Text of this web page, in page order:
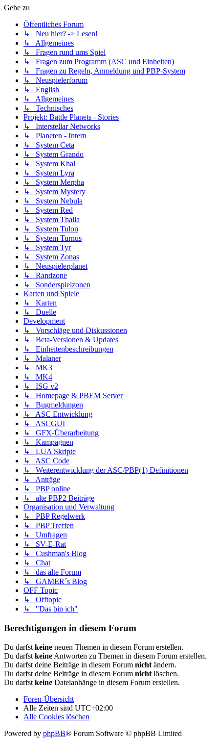
Gehe zu
Öffentliches Forum
↳ Neu hier? -> Lesen!
↳ Allgemeines
↳ Fragen rund ums Spiel
↳ Fragen zum Programm (ASC und Einheiten)
↳ Fragen zu Regeln, Anmeldung und PBP-System
↳ Neuspielerforum
↳ English
↳ Allgemeines
↳ Technisches
Projekt: Battle Planets - Stories
↳ Interstellar Networks
↳ Planeten - Intern
↳ System Ceta
↳ System Grando
↳ System Khal
↳ System Lyra
↳ System Merpha
↳ System Mystery
↳ System Nebula
↳ System Red
↳ System Thalia
↳ System Tulon
↳ System Turnus
↳ System Tyr
↳ System Zonas
↳ Neuspielerplanet
↳ Randzone
↳ Sonderspielzonen
Karten und Spiele
↳ Karten
↳ Duelle
Development
↳ Vorschläge und Diskussionen
↳ Beta-Versionen & Updates
↳ Einheitenbeschreibungen
↳ Malaner
↳ MK3
↳ MK4
↳ ISG v2
↳ Homepage & PBEM Server
↳ Bugmeldungen
↳ ASC Entwicklung
↳ ASCGUI
↳ GFX-Überarbeitung
↳ Kampagnen
↳ LUA Skripte
↳ ASC Code
↳ Weiterentwicklung der ASC/PBP(1) Definitionen
↳ Anträge
↳ PBP online
↳ alte PBP2 Beiträge
Organisation und Verwaltung
↳ PBP Regelwerk
↳ PBP Treffen
↳ Umfragen
↳ SV-E-Rat
↳ Cushman's Blog
↳ Chat
↳ das alte Forum
↳ GAMER´s Blog
OFF Topic
↳ Offtopic
↳ "Das bin ich"
Berechtigungen in diesem Forum
Du darfst keine neuen Themen in diesem Forum erstellen.
Du darfst keine Antworten zu Themen in diesem Forum erstellen.
Du darfst deine Beiträge in diesem Forum nicht ändern.
Du darfst deine Beiträge in diesem Forum nicht löschen.
Du darfst keine Dateianhänge in diesem Forum erstellen.
Foren-Übersicht
Alle Zeiten sind UTC+02:00
Alle Cookies löschen
Powered by phpBB® Forum Software © phpBB Limited